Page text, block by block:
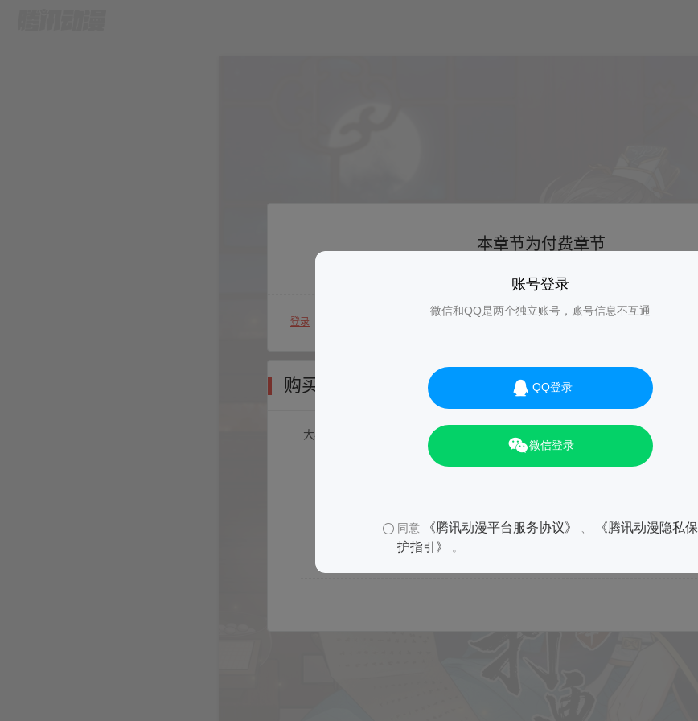
账号登录
微信和QQ是两个独立账号，账号信息不互通
QQ登录
微信登录
同意 《腾讯动漫平台服务协议》
《腾讯动漫隐私保
护指引》
。